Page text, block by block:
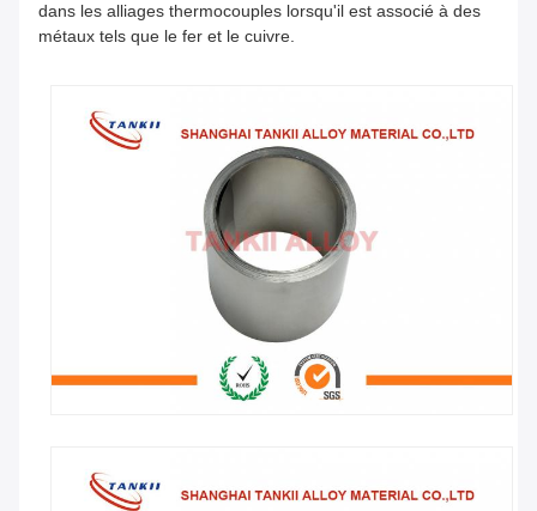
dans les alliages thermocouples lorsqu'il est associé à des
métaux tels que le fer et le cuivre.